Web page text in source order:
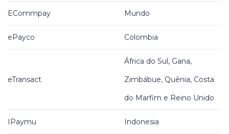
ECommpay Mundo
ePayco Colombia
eTransact
África do Sul, Gana,
Zimbábue, Quênia, Costa
do Marfim e Reino Unido
IPaymu Indonesia